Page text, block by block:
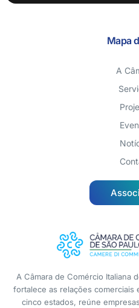
Mapa
A
A Câmara de Comércio Italiana
fortalece as relações comerciais
cinco estados, reúne